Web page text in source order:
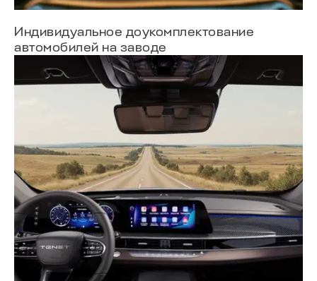
Индивидуальное доукомплектование
автомобилей на заводе